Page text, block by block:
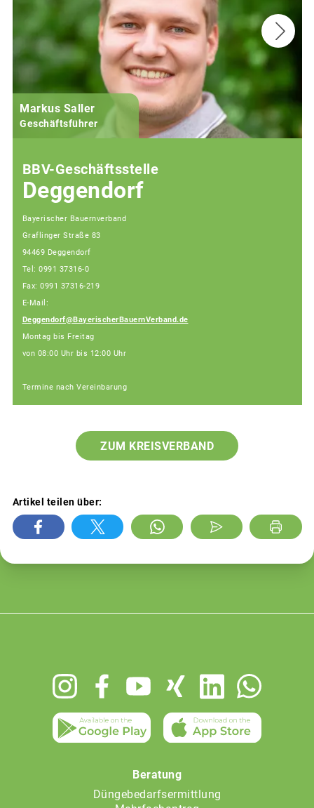
Markus Saller
Geschäftsführer
BBV-Geschäftsstelle
Deggendorf
Bayerischer Bauernverband
Graflinger Straße 83
94469 Deggendorf
Tel: 0991 37316-0
Fax: 0991 37316-219
E-Mail:
Deggendorf@BayerischerBauernVerband.de
Montag bis Freitag
von 08:00 Uhr bis 12:00 Uhr
Termine nach Vereinbarung
ZUM KREISVERBAND
Artikel teilen über:
Beratung
Düngebedarfsermittlung